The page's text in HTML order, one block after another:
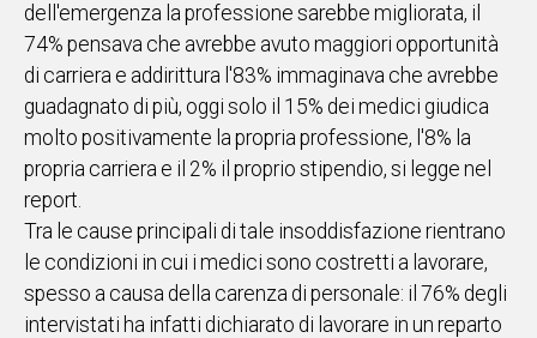
UNISCITI
AL CANALE
WHATSAPP
Social
dell'emergenza la professione sarebbe migliorata, il
74% pensava che avrebbe avuto maggiori opportunità
di carriera e addirittura l'83% immaginava che avrebbe
guadagnato di più, oggi solo il 15% dei medici giudica
molto positivamente la propria professione, l'8% la
propria carriera e il 2% il proprio stipendio, si legge nel
report.
Tra le cause principali di tale insoddisfazione rientrano
le condizioni in cui i medici sono costretti a lavorare,
spesso a causa della carenza di personale: il 76% degli
intervistati ha infatti dichiarato di lavorare in un reparto